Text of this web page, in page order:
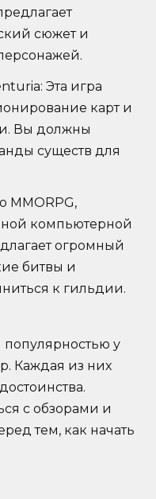
сюжет и
Эта игра
карт и
Вы должны
существ для
MMORPG,
компьютерной
огромный
битвы и
к гильдии.
популярностью у
Каждая из них
с обзорами и
тем, как начать